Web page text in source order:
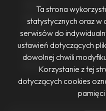
Oferty
Zgłoszenia
Ulubione
Blog
Kontakt
Rodo
Ta strona
statystycznych oraz w
serwisów do
ustawień dotyczących
dowolnej chwili
Korzystanie z tej
dotyczących cookies